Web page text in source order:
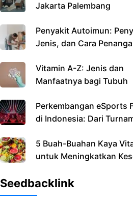
Jakarta Palembang
Penyakit Autoimun:
Jenis, dan Cara
Vitamin A-Z: Jenis dan
Manfaatnya bagi Tubuh
Perkembangan eSports
di Indonesia: Dari
5 Buah-Buahan Kaya
untuk Meningkatkan
Seedbacklink